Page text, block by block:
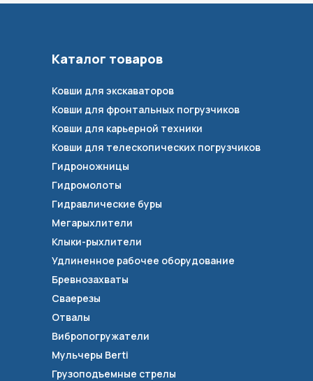
Каталог товаров
Ковши для экскаваторов
Ковши для фронтальных погрузчиков
Ковши для карьерной техники
Ковши для телескопических погрузчиков
Гидроножницы
Гидромолоты
Гидравлические буры
Мегарыхлители
Клыки-рыхлители
Удлиненное рабочее оборудование
Бревнозахваты
Сваерезы
Отвалы
Вибропогружатели
Мульчеры Berti
Грузоподъемные стрелы